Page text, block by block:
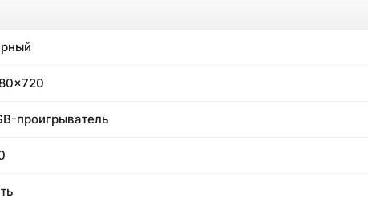
проигрыватель